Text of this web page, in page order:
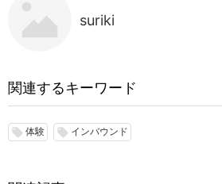
suriki
関連するキーワード
local_offer 体験 local_offer インバウンド